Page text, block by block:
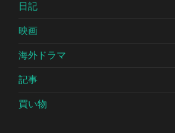
日記
映画
海外ドラマ
記事
買い物